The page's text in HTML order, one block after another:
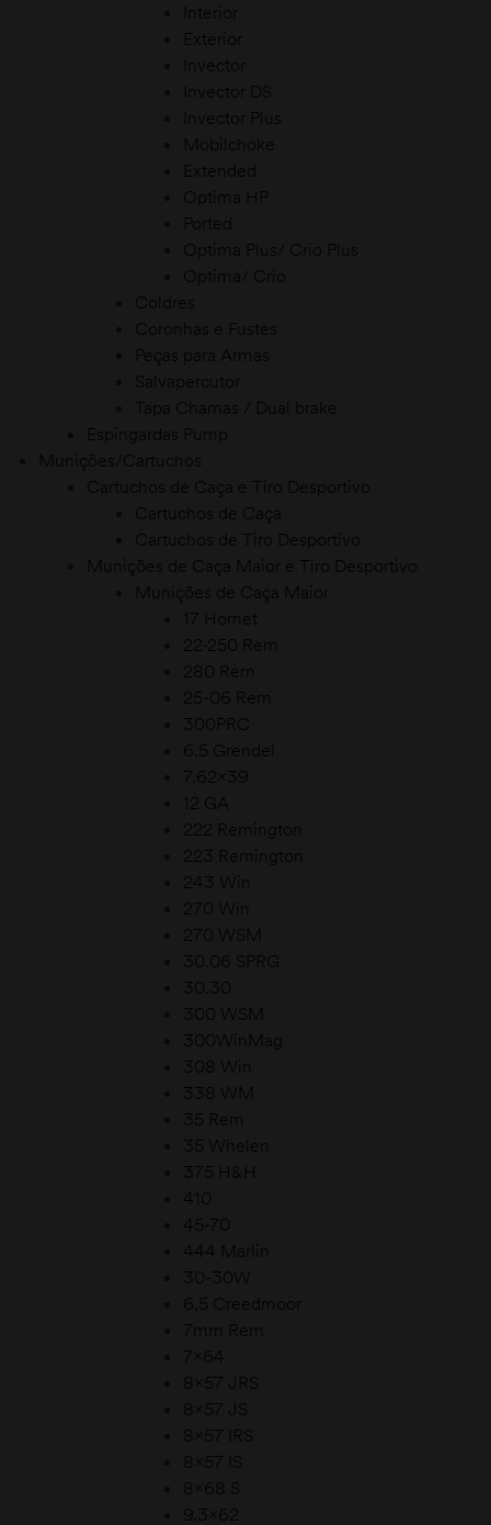
Interior
Exterior
Invector
Invector DS
Invector Plus
Mobilchoke
Extended
Optima HP
Ported
Optima Plus/ Crio Plus
Optima/ Crio
Coldres
Coronhas e Fustes
Peças para Armas
Salvapercutor
Tapa Chamas / Dual brake
Espingardas Pump
Munições/Cartuchos
Cartuchos de Caça e Tiro Desportivo
Cartuchos de Caça
Cartuchos de Tiro Desportivo
Munições de Caça Maior e Tiro Desportivo
Munições de Caça Maior
17 Hornet
22-250 Rem
280 Rem
25-06 Rem
300PRC
6.5 Grendel
7.62×39
12 GA
222 Remington
223 Remington
243 Win
270 Win
270 WSM
30.06 SPRG
30.30
300 WSM
300WinMag
308 Win
338 WM
35 Rem
35 Whelen
375 H&H
410
45-70
444 Marlin
30-30W
6,5 Creedmoor
7mm Rem
7×64
8×57 JRS
8×57 JS
8×57 IRS
8×57 IS
8×68 S
9.3×62